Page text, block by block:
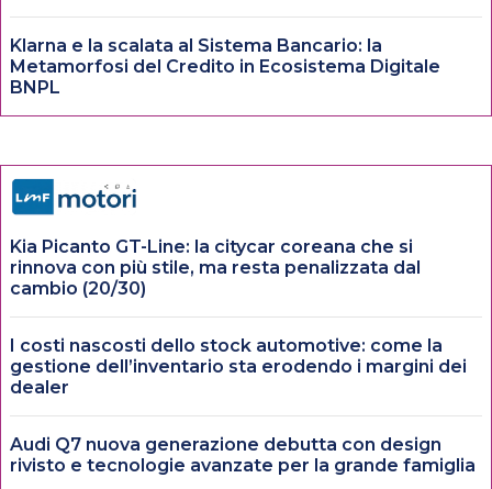
Klarna e la scalata al Sistema Bancario: la
Metamorfosi del Credito in Ecosistema Digitale
BNPL
Kia Picanto GT-Line: la citycar coreana che si
rinnova con più stile, ma resta penalizzata dal
cambio (20/30)
I costi nascosti dello stock automotive: come la
gestione dell’inventario sta erodendo i margini dei
dealer
Audi Q7 nuova generazione debutta con design
rivisto e tecnologie avanzate per la grande famiglia